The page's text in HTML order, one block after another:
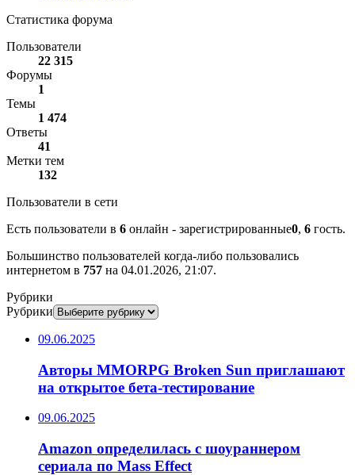
Статистика форума
Пользователи
22 315
Форумы
1
Темы
1 474
Ответы
41
Метки тем
132
Пользователи в сети
Есть пользователи в 6 онлайн - зарегистрированные0, 6 гость.
Большинство пользователей когда-либо пользовались
интернетом в 757 на 04.01.2026, 21:07.
Рубрики
Рубрики
09.06.2025
Авторы MMORPG Broken Sun приглашают
на открытое бета-тестирование
09.06.2025
Amazon определилась с шоураннером
сериала по Mass Effect